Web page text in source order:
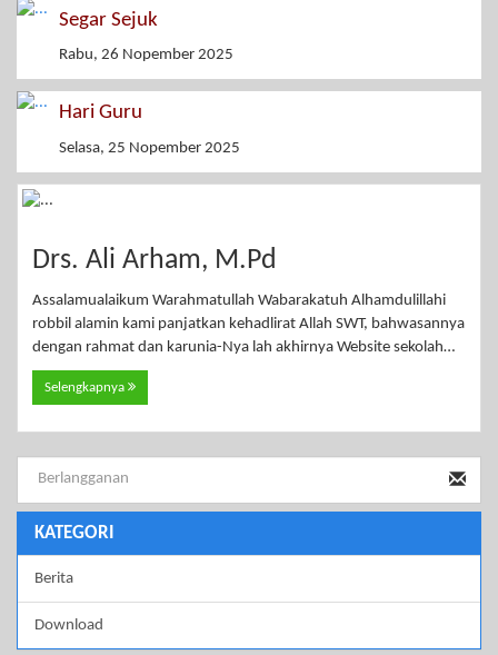
Segar Sejuk
Rabu, 26 Nopember 2025
Hari Guru
Selasa, 25 Nopember 2025
Drs. Ali Arham, M.Pd
Assalamualaikum Warahmatullah Wabarakatuh Alhamdulillahi
robbil alamin kami panjatkan kehadlirat Allah SWT, bahwasannya
dengan rahmat dan karunia-Nya lah akhirnya Website sekolah…
Selengkapnya
KATEGORI
Berita
Download